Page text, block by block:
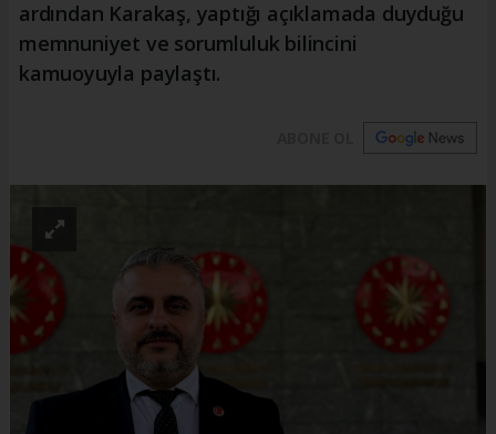
ardından Karakaş, yaptığı açıklamada duyduğu
memnuniyet ve sorumluluk bilincini
kamuoyuyla paylaştı.